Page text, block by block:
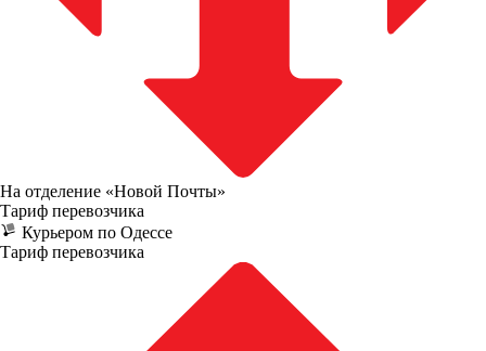
На отделение «Новой Почты»
Тариф перевозчика
Курьером по Одессе
Тариф перевозчика